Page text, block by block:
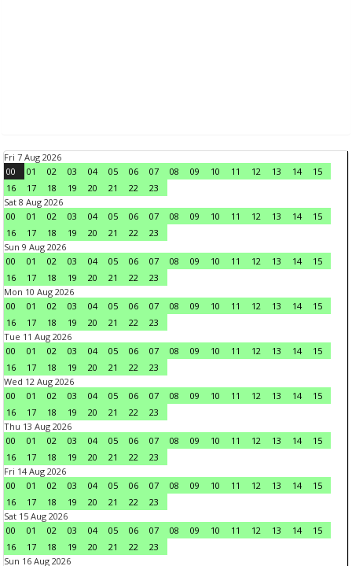
Fri 7 Aug 2026
00
01 02 03 04 05 06 07 08 09 10 11 12 13 14
15
16
17 18 19 20 21 22
23
Sat 8 Aug 2026
00
01 02 03 04 05 06 07 08 09 10 11 12 13 14
15
16
17 18 19 20 21 22
23
Sun 9 Aug 2026
00
01 02 03 04 05 06 07 08 09 10 11 12 13 14
15
16
17 18 19 20 21 22
23
Mon 10 Aug 2026
00
01 02 03 04 05 06 07 08 09 10 11 12 13 14
15
16
17 18 19 20 21 22
23
Tue 11 Aug 2026
00
01 02 03 04 05 06 07 08 09 10 11 12 13 14
15
16
17 18 19 20 21 22
23
Wed 12 Aug 2026
00
01 02 03 04 05 06 07 08 09 10 11 12 13 14
15
16
17 18 19 20 21 22
23
Thu 13 Aug 2026
00
01 02 03 04 05 06 07 08 09 10 11 12 13 14
15
16
17 18 19 20 21 22
23
Fri 14 Aug 2026
00
01 02 03 04 05 06 07 08 09 10 11 12 13 14
15
16
17 18 19 20 21 22
23
Sat 15 Aug 2026
00
01 02 03 04 05 06 07 08 09 10 11 12 13 14
15
16
17 18 19 20 21 22
23
Sun 16 Aug 2026